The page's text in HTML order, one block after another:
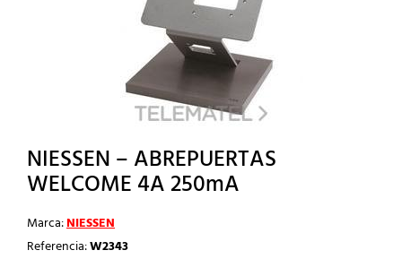
NIESSEN – ABREPUERTAS
WELCOME 4A 250mA
Marca:NIESSEN
Referencia:W2343